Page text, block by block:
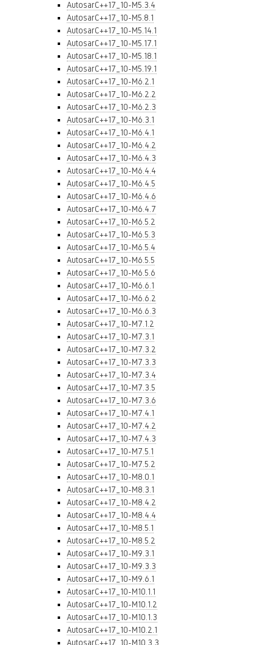
AutosarC++17_10-M5.3.4
AutosarC++17_10-M5.8.1
AutosarC++17_10-M5.14.1
AutosarC++17_10-M5.17.1
AutosarC++17_10-M5.18.1
AutosarC++17_10-M5.19.1
AutosarC++17_10-M6.2.1
AutosarC++17_10-M6.2.2
AutosarC++17_10-M6.2.3
AutosarC++17_10-M6.3.1
AutosarC++17_10-M6.4.1
AutosarC++17_10-M6.4.2
AutosarC++17_10-M6.4.3
AutosarC++17_10-M6.4.4
AutosarC++17_10-M6.4.5
AutosarC++17_10-M6.4.6
AutosarC++17_10-M6.4.7
AutosarC++17_10-M6.5.2
AutosarC++17_10-M6.5.3
AutosarC++17_10-M6.5.4
AutosarC++17_10-M6.5.5
AutosarC++17_10-M6.5.6
AutosarC++17_10-M6.6.1
AutosarC++17_10-M6.6.2
AutosarC++17_10-M6.6.3
AutosarC++17_10-M7.1.2
AutosarC++17_10-M7.3.1
AutosarC++17_10-M7.3.2
AutosarC++17_10-M7.3.3
AutosarC++17_10-M7.3.4
AutosarC++17_10-M7.3.5
AutosarC++17_10-M7.3.6
AutosarC++17_10-M7.4.1
AutosarC++17_10-M7.4.2
AutosarC++17_10-M7.4.3
AutosarC++17_10-M7.5.1
AutosarC++17_10-M7.5.2
AutosarC++17_10-M8.0.1
AutosarC++17_10-M8.3.1
AutosarC++17_10-M8.4.2
AutosarC++17_10-M8.4.4
AutosarC++17_10-M8.5.1
AutosarC++17_10-M8.5.2
AutosarC++17_10-M9.3.1
AutosarC++17_10-M9.3.3
AutosarC++17_10-M9.6.1
AutosarC++17_10-M10.1.1
AutosarC++17_10-M10.1.2
AutosarC++17_10-M10.1.3
AutosarC++17_10-M10.2.1
AutosarC++17_10-M10.3.3